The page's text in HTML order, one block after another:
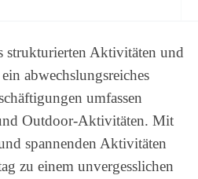
strukturierten Aktivitäten und
abwechslungsreiches
umfassen
Outdoor-Aktivitäten. Mit
spannenden Aktivitäten
zu einem unvergesslichen